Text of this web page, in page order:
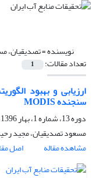
نویسنده =تصدیقیان،
تعداد مقالات: 1
ارزیابی و بهبود
سنجنده MODIS
دوره 13، شماره 1، بهار 1396، صفحه
مسعود تصدیقیان، مجید
مشاهده مقاله
اصل